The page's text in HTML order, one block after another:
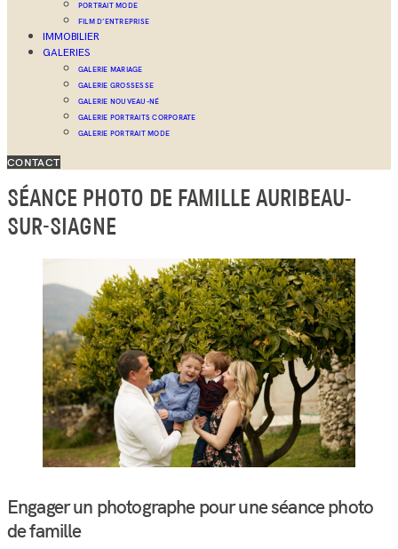
PORTRAIT MODE
FILM D’ENTREPRISE
IMMOBILIER
GALERIES
GALERIE MARIAGE
GALERIE GROSSESSE
GALERIE NOUVEAU-NÉ
GALERIE PORTRAITS CORPORATE
GALERIE PORTRAIT MODE
CONTACT
SÉANCE PHOTO DE FAMILLE AURIBEAU-
SUR-SIAGNE
Engager un photographe pour une séance photo
de famille